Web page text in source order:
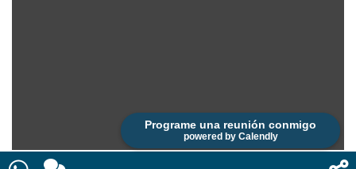
Programe una reunión conmigo
powered by Calendly